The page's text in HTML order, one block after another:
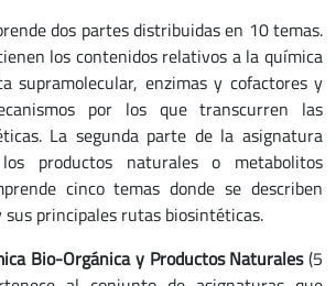
dos partes distribuidas en 10 temas.
los contenidos relativos a la química
supramolecular, enzimas y cofactores y
por los que transcurren las
La segunda parte de la asignatura
productos naturales o metabolitos
cinco temas donde se describen
sus principales rutas biosintéticas.
Bio-Orgánica y Productos Naturales(5